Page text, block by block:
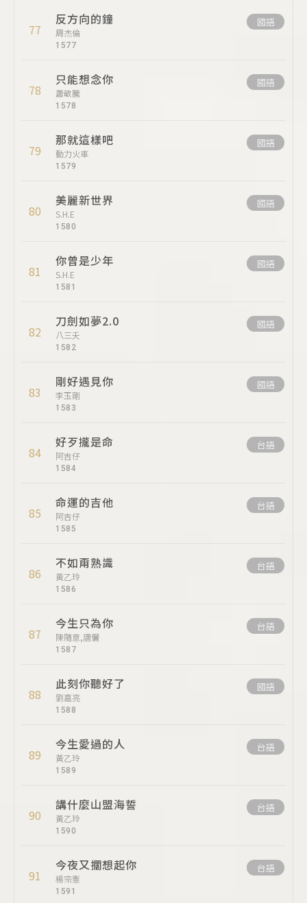
77
反方向的鐘
周杰倫
1577
國語
78
只能想念你
蕭敬騰
1578
國語
79
那就這樣吧
動力火車
1579
國語
80
美麗新世界
S.H.E
1580
國語
81
你曾是少年
S.H.E
1581
國語
82
刀劍如夢2.0
八三夭
1582
國語
83
剛好遇見你
李玉剛
1583
國語
84
好歹攏是命
阿吉仔
1584
台語
85
命運的吉他
阿吉仔
1585
台語
86
不如甭熟識
黃乙玲
1586
台語
87
今生只為你
陳隨意,唐儷
1587
台語
88
此刻你聽好了
劉嘉亮
1588
國語
89
今生愛過的人
黃乙玲
1589
台語
90
講什麼山盟海誓
黃乙玲
1590
台語
91
今夜又擱想起你
楊宗憲
1591
台語